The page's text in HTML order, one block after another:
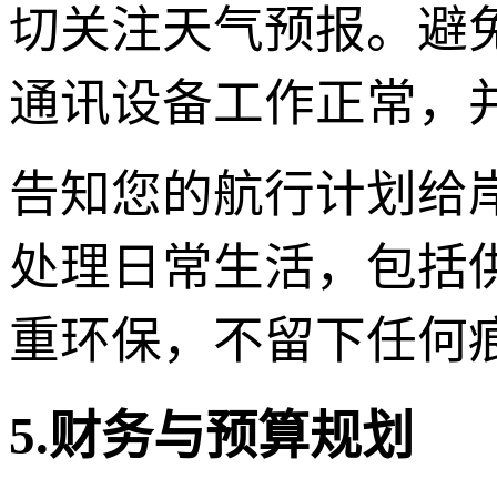
切关注天气预报。避
通讯设备工作正常，
告知您的航行计划给
处理日常生活，包括
重环保，不留下任何
5.财务与预算规划